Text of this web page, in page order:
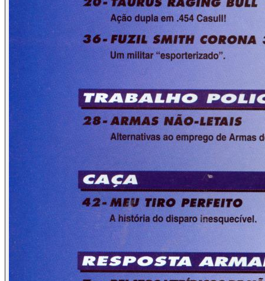
habitantes do Brasil é "entreguem tudo ao bandido! Não
Assim, a realidade atual é das mais esdrúxulas, digna de um
roteiro nos moldes da famosa película Mad Max ou de um
filme classe B: armas são tomadas de militares e armas que
não podem ser compradas em lojas, ou seja, fuzis além de
pistolas semi-automáticas em calibres ditos "privativos", os
preferidos da bandidagem (a qual sabe que reles revólveres
em calibres como o .38 SPL, 32 ou 22, assim como pistolas
que "calçam" .380 ACP, 7,65 mm, 6,35 mm e novamente o
.22 não servem para furar blindagens de carros-fortes,
coletes de Policiais ou ainda portas de bancos).
É importante notar que este Editorial não pertence a uma
revistinha de ficção científica, mas sim a uma publicação
segmentada que se orgulha de ser uma das únicas a
defender idéias "estranhas", como por exemplo a liberdade
do cidadão quanto a escolher ser ou não uma vítima...
A conclusão a que chegamos diante de toda essa
"bandalheira"? Ora, é muito simples: a situação atual deve
ser muito interessante para alguém, já que poucos ou
ninguém defende o retorno à constitucionalidade, ao estado
de direito e à liberdade individual...
Enquanto isso, muitos dos que pregam o desarmamento
continuam a circular com seguranças armados,
completamente alheios ao abandono ao qual está submetida
a população trabalhadora, aquela que paga impostos,